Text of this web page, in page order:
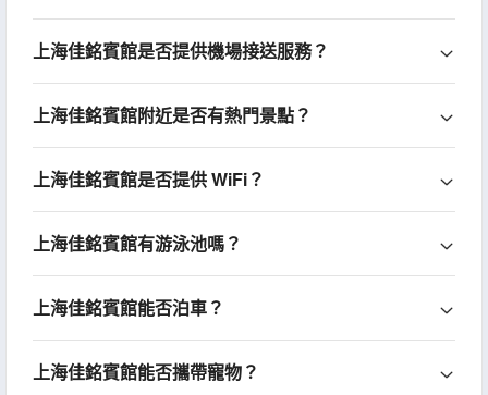
上海佳銘賓館是否提供機場接送服務？
上海佳銘賓館附近是否有熱門景點？
上海佳銘賓館是否提供 WiFi？
上海佳銘賓館有游泳池嗎？
上海佳銘賓館能否泊車？
上海佳銘賓館能否攜帶寵物？